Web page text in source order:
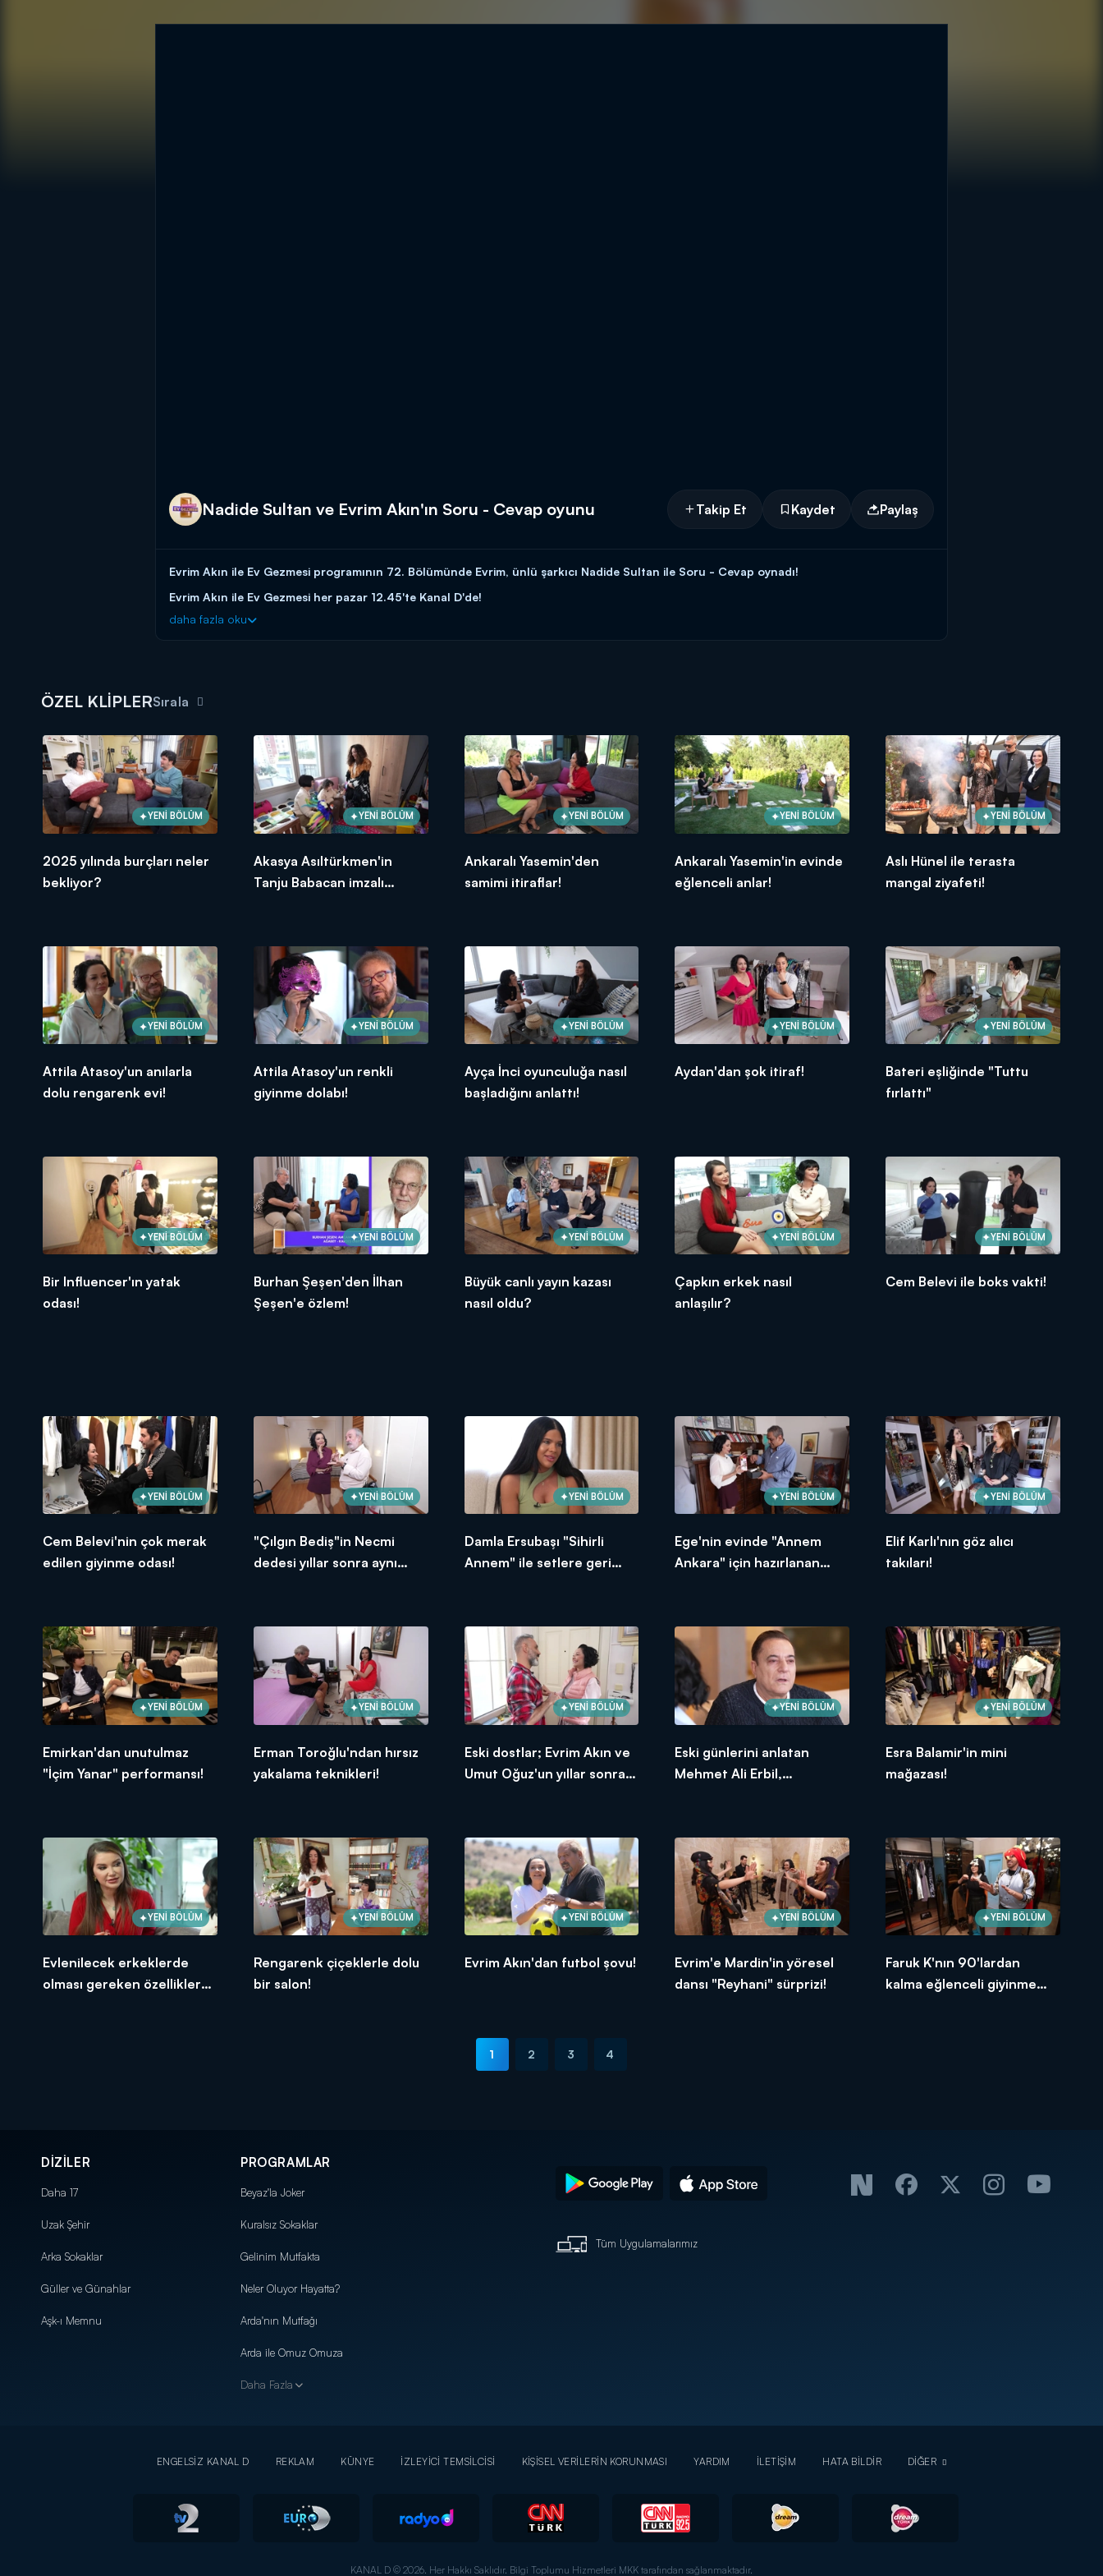
Nadide Sultan ve Evrim Akın'ın Soru - Cevap oyunu Takip Et Kaydet Paylaş
Evrim Akın ile Ev Gezmesi programının 72. Bölümünde Evrim, ünlü şarkıcı Nadide Sultan ile Soru - Cevap oynadı!
Evrim Akın ile Ev Gezmesi her pazar 12.45'te Kanal D'de!
daha fazla oku
ÖZEL KLİPLERSırala
YENİ BÖLÜM
2025 yılında burçları neler
bekliyor?
YENİ BÖLÜM
Akasya Asıltürkmen'in
Tanju Babacan imzalı
YENİ BÖLÜM
Ankaralı Yasemin'den
samimi itiraflar!
YENİ BÖLÜM
Ankaralı Yasemin'in evinde
eğlenceli anlar!
YENİ BÖLÜM
Aslı Hünel ile terasta
mangal ziyafeti!
YENİ BÖLÜM
Attila Atasoy'un anılarla
dolu rengarenk evi!
YENİ BÖLÜM
Attila Atasoy'un renkli
giyinme dolabı!
YENİ BÖLÜM
Ayça İnci oyunculuğa nasıl
başladığını anlattı!
YENİ BÖLÜM
Aydan'dan şok itiraf!
YENİ BÖLÜM
Bateri eşliğinde "Tuttu
fırlattı"
YENİ BÖLÜM
Bir Influencer'ın yatak
odası!
YENİ BÖLÜM
Burhan Şeşen'den İlhan
Şeşen'e özlem!
YENİ BÖLÜM
Büyük canlı yayın kazası
nasıl oldu?
YENİ BÖLÜM
Çapkın erkek nasıl
anlaşılır?
YENİ BÖLÜM
Cem Belevi ile boks vakti!
YENİ BÖLÜM
Cem Belevi'nin çok merak
edilen giyinme odası!
YENİ BÖLÜM
"Çılgın Bediş"in Necmi
dedesi yıllar sonra aynı
YENİ BÖLÜM
Damla Ersubaşı "Sihirli
Annem" ile setlere geri
YENİ BÖLÜM
Ege'nin evinde "Annem
Ankara" için hazırlanan
YENİ BÖLÜM
Elif Karlı'nın göz alıcı
takıları!
YENİ BÖLÜM
Emirkan'dan unutulmaz
"İçim Yanar" performansı!
YENİ BÖLÜM
Erman Toroğlu'ndan hırsız
yakalama teknikleri!
YENİ BÖLÜM
Eski dostlar; Evrim Akın ve
Umut Oğuz'un yıllar sonra
YENİ BÖLÜM
Eski günlerini anlatan
Mehmet Ali Erbil,
YENİ BÖLÜM
Esra Balamir'in mini
mağazası!
YENİ BÖLÜM
Evlenilecek erkeklerde
olması gereken özellikler
YENİ BÖLÜM
Rengarenk çiçeklerle dolu
bir salon!
YENİ BÖLÜM
Evrim Akın'dan futbol şovu!
YENİ BÖLÜM
Evrim'e Mardin'in yöresel
dansı "Reyhani" sürprizi!
YENİ BÖLÜM
Faruk K'nın 90'lardan
kalma eğlenceli giyinme
1 2 3 4
DİZİLER
Daha 17
Uzak Şehir
Arka Sokaklar
Güller ve Günahlar
Aşk-ı Memnu
PROGRAMLAR
Beyaz'la Joker
Kuralsız Sokaklar
Gelinim Mutfakta
Neler Oluyor Hayatta?
Arda'nın Mutfağı
Arda ile Omuz Omuza
Daha Fazla
Tüm Uygulamalarımız
ENGELSİZ KANAL D REKLAM KÜNYE İZLEYİCİ TEMSİLCİSİ KİŞİSEL VERİLERİN KORUNMASI YARDIM İLETİŞİM HATA BİLDİR DİĞER
KANAL D © 2026. Her Hakkı Saklıdır. Bilgi Toplumu Hizmetleri MKK tarafından sağlanmaktadır.